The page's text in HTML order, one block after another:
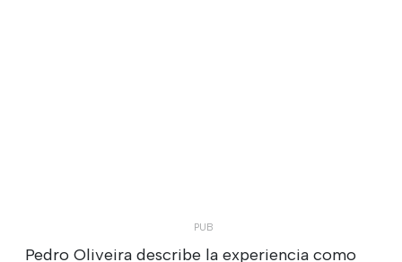
Pedro Oliveira describe la experiencia como